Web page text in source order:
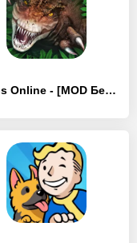
Dinos Online - [MOD Бесконечные деньги]